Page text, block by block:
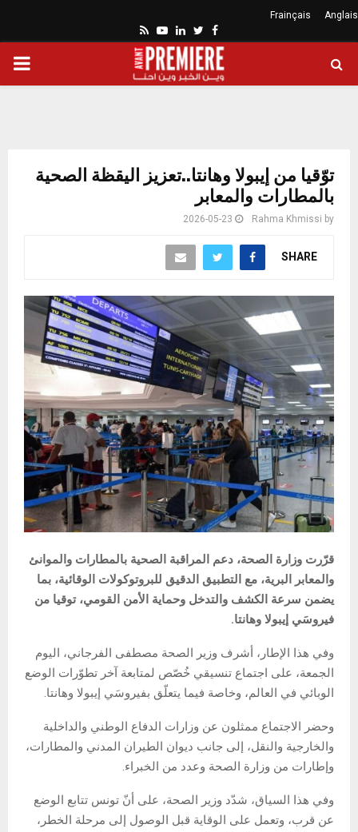
Anglais
Frainçais
Facebook
Twitter
Linkedin
Youtube
Rss
توّقيا من إيبولا وهانتا..تعزيز اليقظة الصحية
بالمطارات والمعابر
by
Rahma Khmissi
2026-05-23
SHARE
قرّرت وزارة الصحة، دعم المراقبة الصحية بالمطارات والموانئ
والمعابر البرية، مع التطبيق الدقيق للبروتوكولات الوقائية، بما
يضمن سرعة الكشف والتدخل وحماية الأمن القومي، توقيا من
فيروسَي إيبولا وهانتا.
وفي هذا الإطار، أشرف وزير الصحة مصطفى الفرجاني، اليوم
الجمعة، على اجتماع تنسيقي خُصّص لمتابعة آخر تطوّرات الوضع
الوبائي في العالم، وخاصة فيما يتعلّق بفيروسَي إيبولا وهانتا.
وحضر الاجتماع ممثلون عن وزارات الدفاع الوطني والداخلية
والخارجية والنقل، إلى جانب ديوان الطيران المدني والمطارات،
وإطارات من وزارة الصحة وعدد من الخبراء.
وفي هذا السياق، شدّد وزير الصحة، على أنّ تونس تتابع الوضع
عن قرب، وتعمل على الوقاية قبل الوصول إلى مرحلة الخطر،